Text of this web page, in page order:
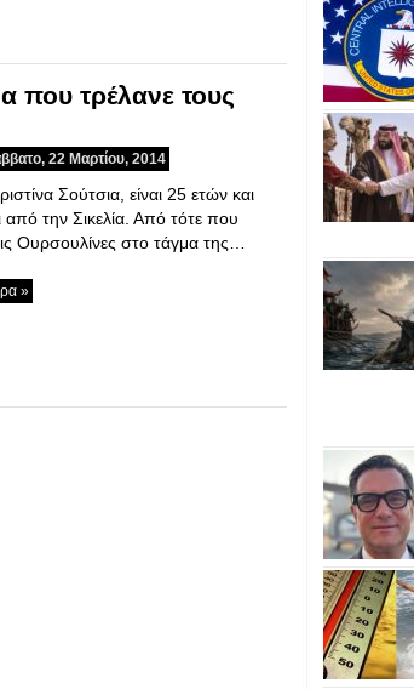
που τρέλανε τους
22 Μαρτίου, 2014
Σούτσια, είναι 25 ετών και
από την Σικελία. Από τότε που
Ουρσουλίνες στο τάγμα της…
»